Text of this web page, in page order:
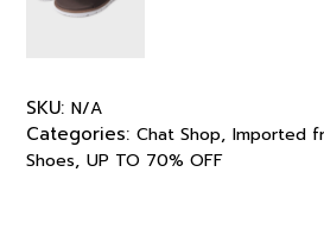
SKU: N/A
Categories: Chat Shop, Imported
Shoes, UP TO 70% OFF